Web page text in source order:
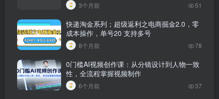
3个月前 51
快递淘金系列；超级返利之电商掘金2.0，零
成本操作，单号20 支持多号
8个月前 78
0门槛AI视频创作课：从分镜设计到人物一致
性，全流程掌握视频制作
6个月前 37